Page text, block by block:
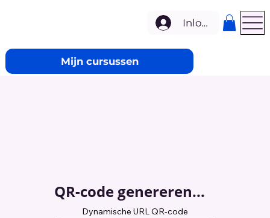
Mijn cursussen
Inloggen
QR-code genereren...
Dynamische URL QR-code